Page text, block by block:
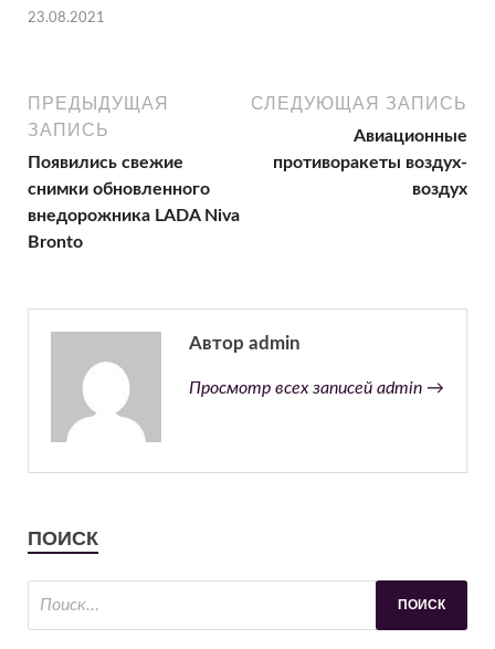
23.08.2021
ПРЕДЫДУЩАЯ
ЗАПИСЬ
Появились свежие
снимки обновленного
внедорожника LADA Niva
Bronto
СЛЕДУЮЩАЯ ЗАПИСЬ
Авиационные
противоракеты воздух-
воздух
Автор admin
Просмотр всех записей admin →
ПОИСК